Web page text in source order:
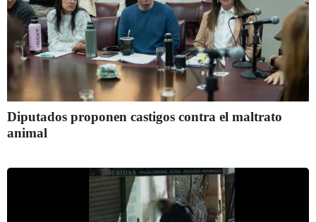
Diputados proponen castigos contra el maltrato
animal